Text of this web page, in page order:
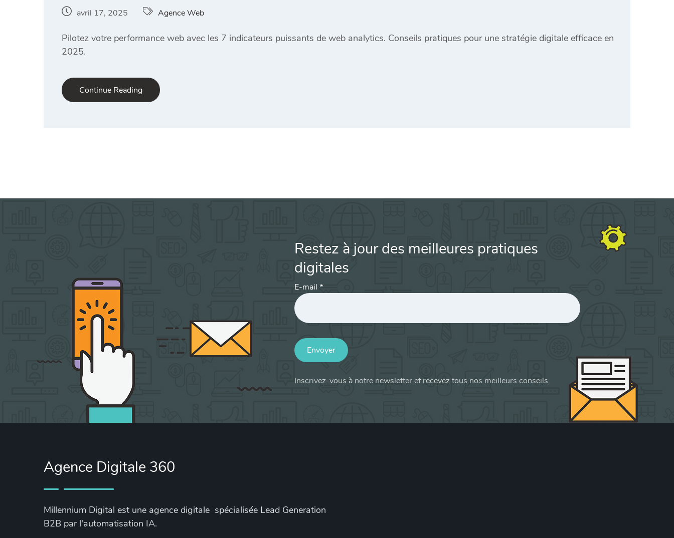
avril 17, 2025 Agence Web
Pilotez votre performance web avec les 7 indicateurs puissants de web analytics. Conseils pratiques pour une stratégie digitale efficace en
2025.
Continue Reading
Restez à jour des meilleures pratiques
digitales
E-mail *
Envoyer
Inscrivez-vous à notre newsletter et recevez tous nos meilleurs conseils
Agence Digitale 360
Millennium Digital est une agence digitale spécialisée Lead Generation
B2B par l'automatisation IA.